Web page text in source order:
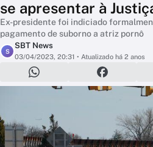
se apresentar à
Ex-presidente foi indiciado
pagamento de suborno a atriz pornô
S
SBT News
03/04/2023, 20:31 • Atualizado há 2 anos